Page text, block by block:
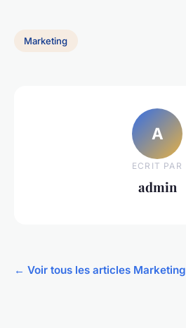
Marketing
A
ECRIT PAR
admin
← Voir tous les articles Marketing